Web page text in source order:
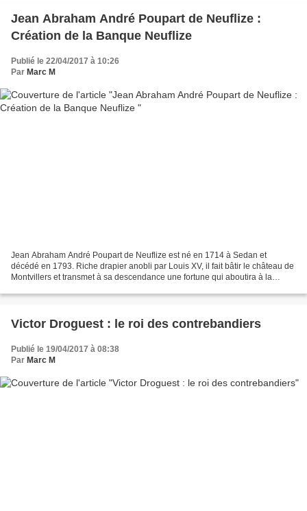
Jean Abraham André Poupart de Neuflize :
Création de la Banque Neuflize
Publié le 22/04/2017 à 10:26
Par Marc M
Jean Abraham André Poupart de Neuflize est né en 1714 à Sedan et
décédé en 1793. Riche drapier anobli par Louis XV, il fait bâtir le château de
Montvillers et transmet à sa descendance une fortune qui aboutira à la
Victor Droguest : le roi des contrebandiers
Publié le 19/04/2017 à 08:38
Par Marc M